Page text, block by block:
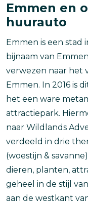
Emmen en
huurauto
Emmen is een stad
bijnaam van
verwezen naar het
Emmen. In 2016 is
het een ware
attractiepark.
naar Wildlands
verdeeld in drie
(woestijn &
dieren, planten,
geheel in de stijl
aan de westkant